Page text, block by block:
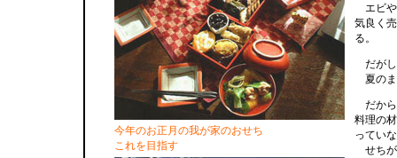
今年のお正月の我が家のおせち
これを目指す
エビや
気良く
る。
だがし
夏のま
だから
料理の
ってい
せちが